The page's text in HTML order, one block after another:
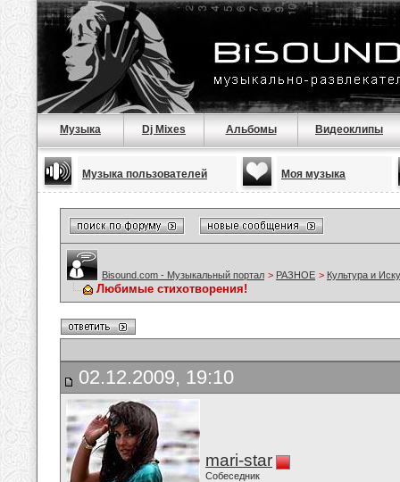
Музыка Dj Mixes Альбомы Видеоклипы
Музыка пользователей Моя музыка
Bisound.com - Музыкальный портал > РАЗНОЕ > Культура и
Любимые стихотворения!
02.12.2009, 19:10
mari-star
Собеседник